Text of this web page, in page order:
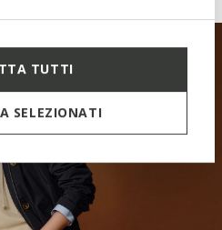
TUTTI
SELEZIONATI